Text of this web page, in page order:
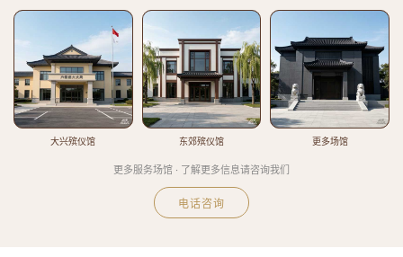
大兴殡仪馆 东郊殡仪馆 更多场馆
更多服务场馆 · 了解更多信息请咨询我们
电话咨询